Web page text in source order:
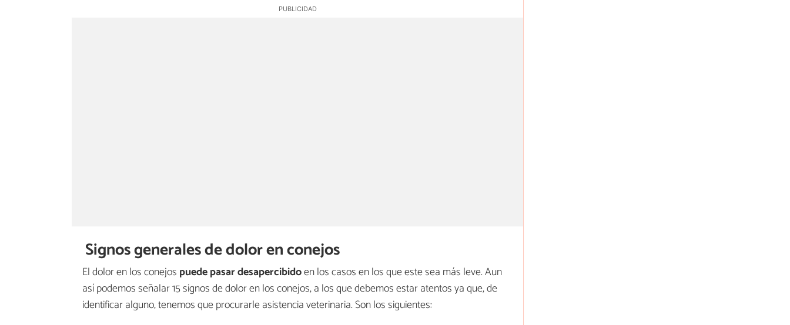
Signos generales de dolor en conejos
El dolor en los conejos puede pasar desapercibidoen los casos en los que este sea más leve. Aun
así podemos señalar 15 signos de dolor en los conejos, a los que debemos estar atentos ya que, de
identificar alguno, tenemos que procurarle asistencia veterinaria. Son los siguientes: